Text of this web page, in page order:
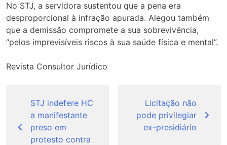
No STJ, a servidora sustentou que a pena era
desproporcional à infração apurada. Alegou também
que a demissão compromete a sua sobrevivência,
“pelos imprevisíveis riscos à sua saúde física e mental”.
Revista Consultor Jurídico
Post
STJ indefere HC
a manifestante
preso em
protesto contra
Licitação não
pode privilegiar
ex-presidiário